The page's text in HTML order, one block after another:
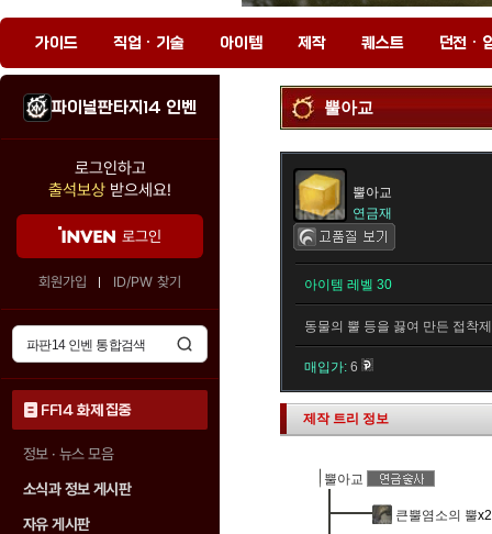
가이드 직업 · 기술 아이템 제작 퀘스트 던전 ·
파이널판타지14 인벤
로그인하고
출석보상 받으세요!
로그인
회원가입 ID/PW 찾기
FF14 화제 집중
정보 · 뉴스 모음
소식과 정보 게시판
자유 게시판
뿔아교
뿔아교
연금재
아이템 레벨 30
동물의 뿔 등을 끓여 만든 접착
매입가: 6
제작 트리 정보
뿔아교
큰뿔염소의 뿔x2